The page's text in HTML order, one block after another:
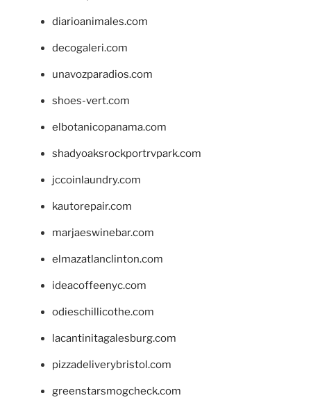
diarioanimales.com
decogaleri.com
unavozparadios.com
shoes-vert.com
elbotanicopanama.com
shadyoaksrockportrvpark.com
jccoinlaundry.com
kautorepair.com
marjaeswinebar.com
elmazatlanclinton.com
ideacoffeenyc.com
odieschillicothe.com
lacantinitagalesburg.com
pizzadeliverybristol.com
greenstarsmogcheck.com